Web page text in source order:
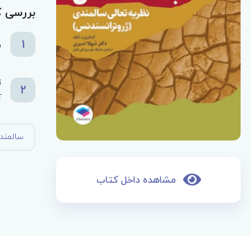
مشاهده داخل کتاب
بررسی
1
2